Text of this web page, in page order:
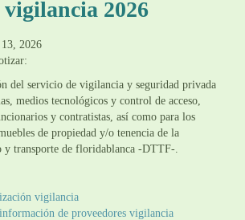
2026
2026
del servicio de vigilancia y seguridad privada
medios tecnológicos y control de acceso,
y contratistas, así como para los
de propiedad y/o tenencia de la
y transporte de floridablanca -DTTF-.
vigilancia
de proveedores vigilancia